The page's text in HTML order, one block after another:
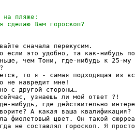
сначала перекусим.
если это удобно, та как-нибудь
чем Тони, где-нибудь к 25-му
то я - самая подходящая из
не навредит мне!
с другой стороны…
узнаешь ли мой ответ ?!
нибудь, где действительно
А какая ваша квалификация?
фиолетовый цвет. Он такой
не составлял гороскоп. Я